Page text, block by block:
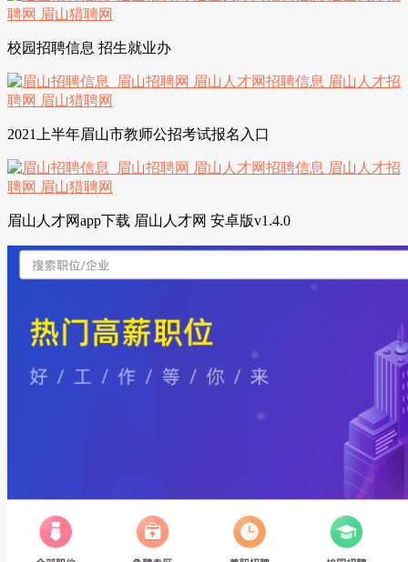
校园招聘信息 招生就业办
2021上半年眉山市教师公招考试报名入口
眉山人才网app下载 眉山人才网 安卓版v1.4.0